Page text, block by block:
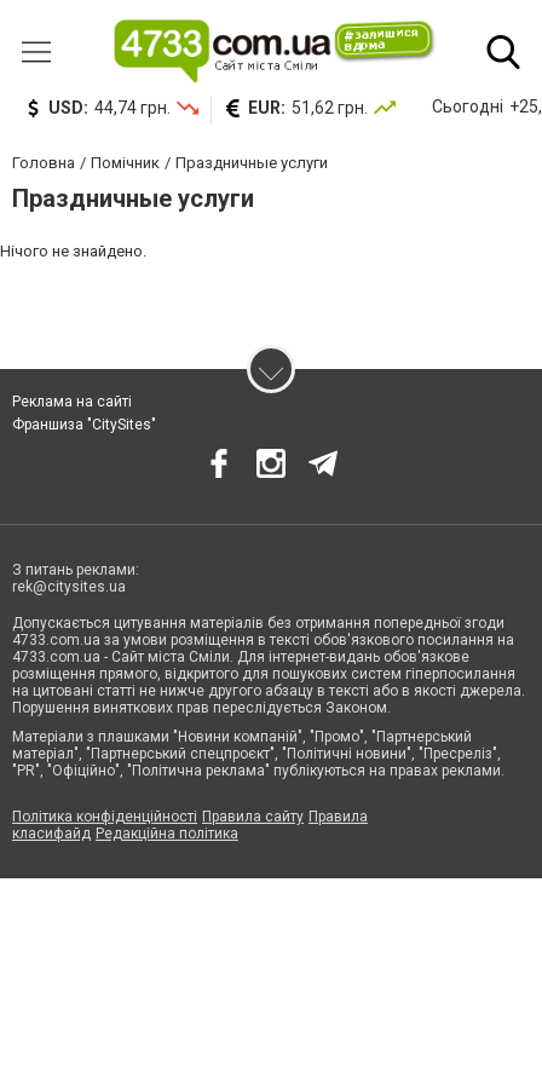
USD: 44,74 грн. EUR: 51,62 грн. Сьогодні
Головна Помічник Праздничные услуги
Праздничные услуги
Нічого не знайдено.
Реклама на сайті
Франшиза "CitySites"
З питань реклами:
rek@citysites.ua
Допускається цитування матеріалів без отримання попередньої згоди
4733.com.ua за умови розміщення в тексті обов'язкового посилання на
4733.com.ua - Сайт міста Сміли. Для інтернет-видань обов'язкове
розміщення прямого, відкритого для пошукових систем гіперпосилання
на цитовані статті не нижче другого абзацу в тексті або в якості джерела.
Порушення виняткових прав переслідується Законом.
Матеріали з плашками "Новини компаній", "Промо", "Партнерський
матеріал", "Партнерський спецпроєкт", "Політичні новини", "Пресреліз",
"PR", "Офіційно", "Політична реклама" публікуються на правах реклами.
Політика конфіденційності Правила сайту Правила
класифайд Редакційна політика